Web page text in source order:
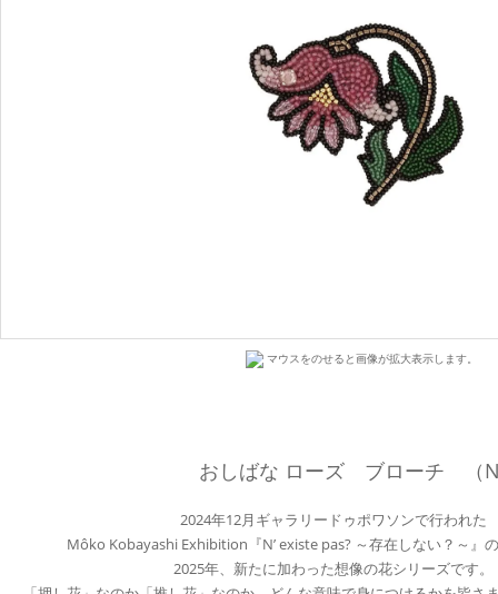
マウスをのせると画像が拡大表示します。
おしばな ローズ ブローチ （
2024年12月ギャラリードゥポワソンで行われた
Môko Kobayashi Exhibition『N’ existe pas? ～存在しない？～』
2025年、新たに加わった想像の花シリーズです。